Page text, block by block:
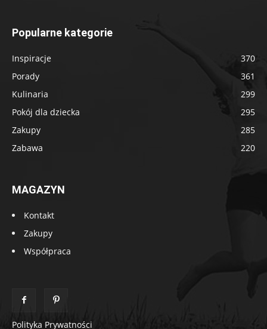
Popularne kategorie
Inspiracje
370
Porady
361
Kulinaria
299
Pokój dla dziecka
295
Zakupy
285
Zabawa
220
MAGAZYN
Kontakt
Zakupy
Współpraca
Polityka Prywatności